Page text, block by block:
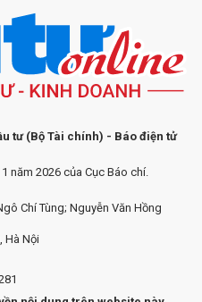
tư (Bộ Tài chính) - Báo điện tử
năm 2026 của Cục Báo chí.
Chí Tùng; Nguyễn Văn Hồng
Hà Nội